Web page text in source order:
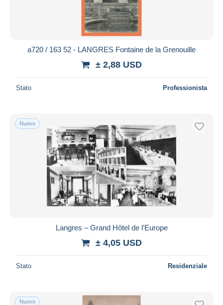
a720 / 163 52 - LANGRES Fontaine de la Grenouille
± 2,88 USD
Stato Professionista
Nuovo
Langres – Grand Hôtel de l'Europe
± 4,05 USD
Stato Residenziale
Nuovo